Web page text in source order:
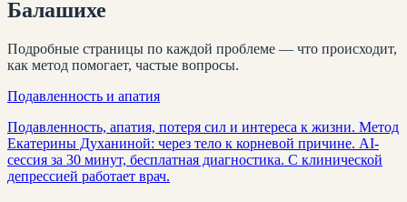
Балашихе
Подробные страницы по каждой проблеме — что происходит,
как метод помогает, частые вопросы.
Подавленность и апатия
Подавленность, апатия, потеря сил и интереса к жизни. Метод
Екатерины Духаниной: через тело к корневой причине. AI-
сессия за 30 минут, бесплатная диагностика. С клинической
депрессией работает врач.